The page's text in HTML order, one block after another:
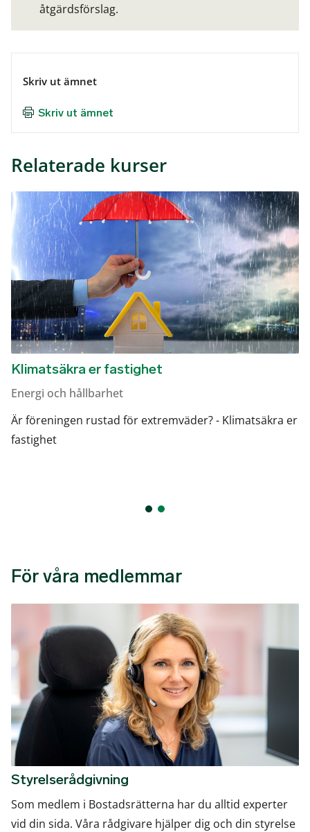
Skriv ut ämnet
Skriv ut ämnet
Relaterade kurser
Klimatsäkra er fastighet
Energi och hållbarhet
Är föreningen rustad för extremväder? - Klimatsäkra er
fastighet
åtgärdsförslag.
För våra medlemmar
Styrelserådgivning
Som medlem i Bostadsrätterna har du alltid experter
vid din sida. Våra rådgivare hjälper dig och din styrelse